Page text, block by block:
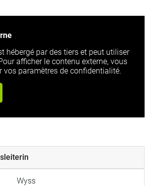
hébergé par des tiers et peut utiliser
afficher le contenu externe, vous
vos paramètres de confidentialité.
Wyss